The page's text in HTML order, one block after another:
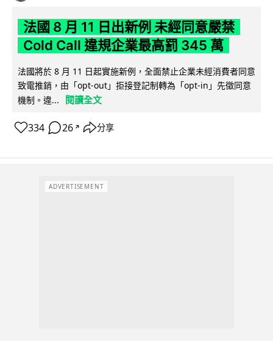
法國 8 月 11 日出新例 未經同意嚴禁
Cold Call 違規企業最高罰 345 萬
法國將於 8 月 11 日起實施新例，全面禁止企業未經消費者同意
致電推銷，由「opt-out」拒接登記制轉為「opt-in」先徵同意
機制。違...
閱讀全文
334 26 ↗ 分享
ADVERTISEMENT